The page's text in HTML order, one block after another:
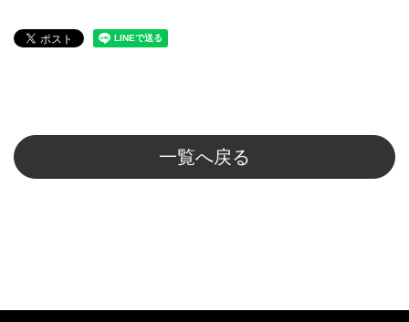
一覧へ戻る